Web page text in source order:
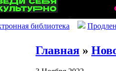
библиотека
Главная »